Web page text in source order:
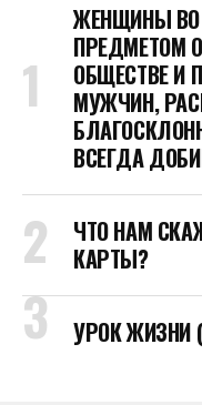
ЖЕНЩИНЫ ВО
ПРЕДМЕТОМ
ОБЩЕСТВЕ И
МУЖЧИН,
ВСЕГДА
ЧТО НАМ
КАРТЫ?
УРОК ЖИЗНИ